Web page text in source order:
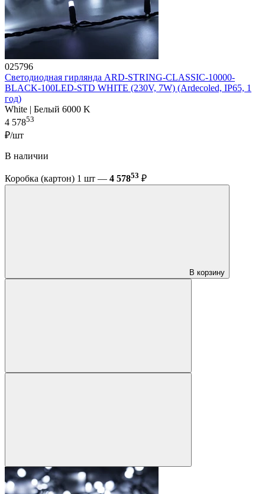
025796
Светодиодная гирлянда ARD-STRING-CLASSIC-10000-
BLACK-100LED-STD WHITE (230V, 7W) (Ardecoled, IP65, 1
год)
White | Белый 6000 K
4 57853
₽/шт
В наличии
Коробка (картон) 1 шт — 4 57853 ₽
В корзину